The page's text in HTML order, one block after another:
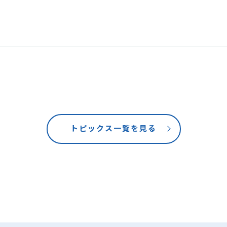
トピックス一覧を見る